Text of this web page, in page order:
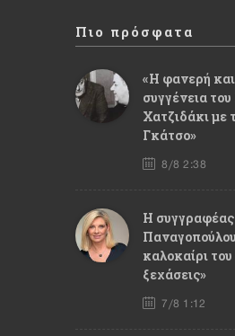
Πιο πρόσφατα
«Η φανερή
συγγένεια
Χατζιδάκι με
Γκάτσο»
8/8 2:38
Η
καλοκαίρι
ξεχάσεις»
7/8 1:12